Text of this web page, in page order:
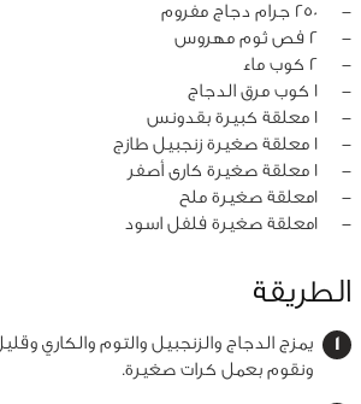
‏-
250 جرام دجاج مفروم
‏-
2 فص ثوم مهروس
‏-
2 كوب ماء
‏-
1 كوب مرق الدجاج
‏-
1 معلقة كبيرة بقدونس
‏-
1 معلقة صغيرة زنجبيل طازج
‏-
1 معلقة صغيرة كارى أصفر
‏-
1معلقة صغيرة ملح
‏-
1معلقة صغيرة فلفل اسود
الطريقة
يمزج الدجاج والزنجبيل والتوم والكاري
ونقوم بعمل كرات صغيرة.